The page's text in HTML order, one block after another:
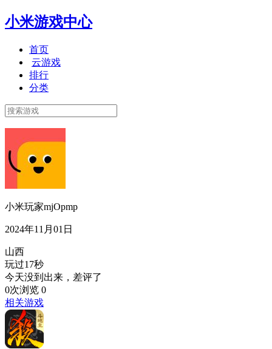
小米游戏中心
首页
云游戏
排行
分类
小米玩家mjOpmp
2024年11月01日
山西
玩过17秒
今天没到出来，差评了
0次浏览 0
相关游戏